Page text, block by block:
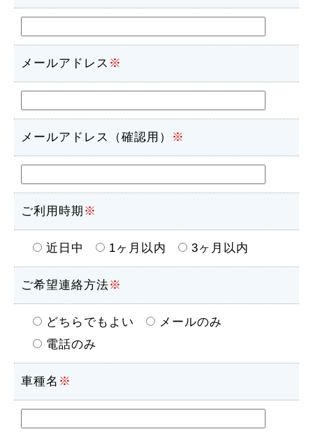
メールアドレス ※
メールアドレス（確認用） ※
ご利用時期 ※
近日中 1ヶ月以内 3ヶ月以内
ご希望連絡方法※
どちらでもよい
メールのみ
電話のみ
車種名 ※